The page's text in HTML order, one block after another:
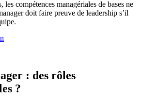
les compétences managériales de bases ne
doit faire preuve de leadership s’il
: des rôles
?